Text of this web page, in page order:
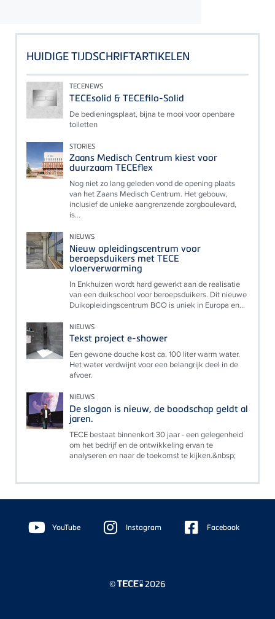
HUIDIGE TIJDSCHRIFTARTIKELEN
TECENEWS
TECEsolid & TECEfilo-Solid
De bedieningsplaat, bijna te mooi voor openbare
toiletten
STORIES
Zaans Medisch Centrum kiest voor
duurzaam TECEflex
Nog niet zo lang geleden vond de opening plaats
van het Zaans Medisch Centrum. Het gebouw,
inclusief de unieke aangrenzende zorgboulevard,
is...
NIEUWS
Nieuw opleidingscentrum voor
beroepsduikers met TECE
vloerverwarming
In Enkhuizen wordt hard gewerkt aan de realisatie
van een duikschool voor beroepsduikers. Dit nieuwe
Duikopleidingscentrum BCO is uniek in Europa en...
NIEUWS
Tekst project e-shower
Een gewone douche kost ca. 100 liter warm water.
Het water verdwijnt voor een belangrijk deel in de
afvoer.
NIEUWS
De slogan is nieuw, de boodschap geldt al
jaren.
TECE bestaat binnenkort 30 jaar - een gelegenheid
om het bedrijf en de ontwikkeling ervan te
analyseren en naar de toekomst te kijken.&nbsp;
Floating
Sidebar YouTube Instagram Facebook
© 2026